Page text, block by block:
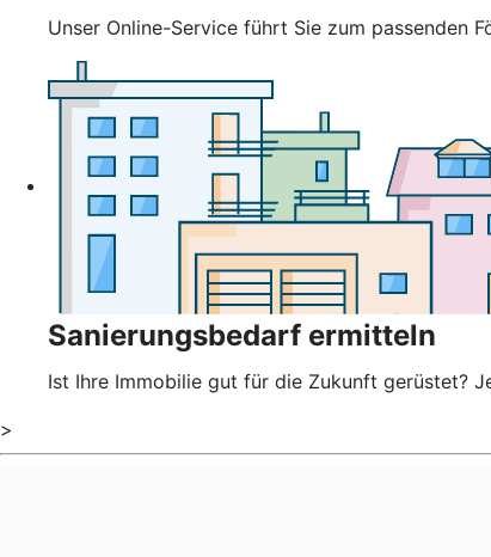
Unser Online-Service führt Sie zum passenden
Sanierungsbedarf ermitteln
Ist Ihre Immobilie gut für die Zukunft gerüstet?
>